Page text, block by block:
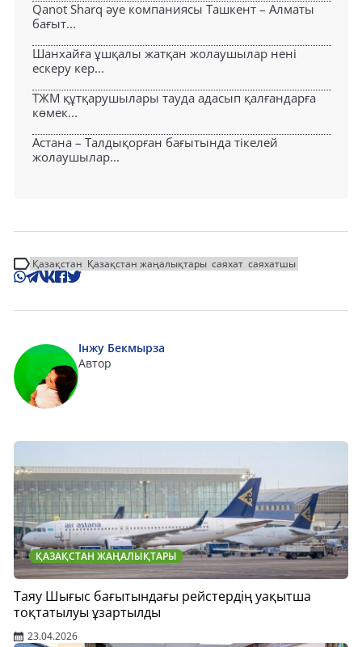
Qanot Sharq әуе компаниясы Ташкент – Алматы
бағыт...
Шанхайға ұшқалы жатқан жолаушылар нені
ескеру кер...
ТЖМ құтқарушылары тауда адасып қалғандарға
көмек...
Астана – Талдықорған бағытында тікелей
жолаушылар...
Қазақстан Қазақстан жаңалықтары саяхат саяхатшы
Інжу Бекмырза
Автор
ҚАЗАҚСТАН ЖАҢАЛЫҚТАРЫ
Таяу Шығыс бағытындағы рейстердің уақытша
тоқтатылуы ұзартылды
23.04.2026